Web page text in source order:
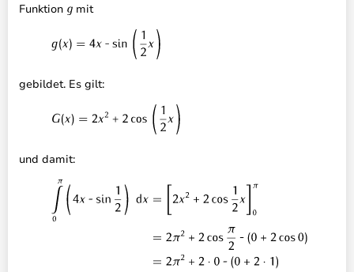
Funktion
mit
gebildet. Es gilt:
und damit: